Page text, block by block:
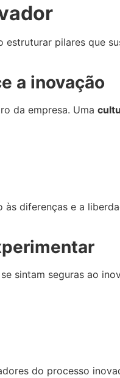
estruturar pilares que
a inovação
da empresa. Uma
às diferenças e a
sintam seguras ao
do processo